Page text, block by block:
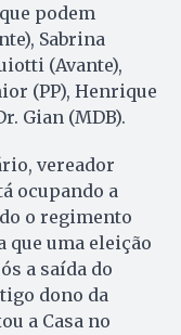
podem
Sabrina
(Avante),
(PP), Henrique
Gian (MDB).
vereador
ocupando a
o regimento
que uma eleição
a saída do
dono da
a Casa no